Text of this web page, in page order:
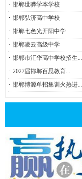
· 邯郸世骅学本学校
· 邯郸弘济高中学校
· 邯郸七色光开阳中学
· 邯郸凌云高级中学
· 邯郸市汇华高中学校招生...
· 2027届邯郸百思教育...
· 邯郸博源单招集训火热进...